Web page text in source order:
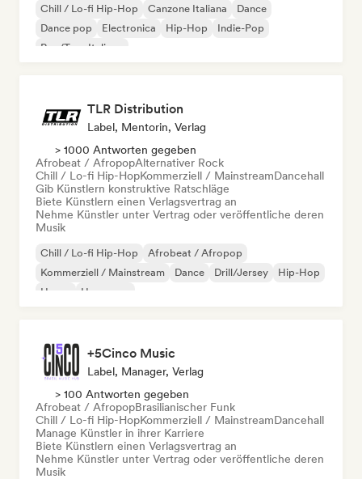
Chill / Lo-fi Hip-Hop Canzone Italiana
Dance
Dance pop
Electronica Hip-Hop
Indie-Pop
Rap/Trap Italiano
TLR Distribution
Label, Mentorin, Verlag
> 1000 Antworten gegeben
Afrobeat / AfropopAlternativer Rock
Chill / Lo-fi Hip-HopKommerziell / MainstreamDancehall
Gib Künstlern konstruktive Ratschläge
Biete Künstlern einen Verlagsvertrag an
Nehme Künstler unter Vertrag oder veröffentliche deren
Musik
Chill / Lo-fi Hip-Hop
Afrobeat / Afropop
Kommerziell / Mainstream
Dance Drill/Jersey
Hip-Hop
House
Hyperpop
+5Cinco Music
Label, Manager, Verlag
> 100 Antworten gegeben
Afrobeat / AfropopBrasilianischer Funk
Chill / Lo-fi Hip-HopKommerziell / MainstreamDancehall
Manage Künstler in ihrer Karriere
Biete Künstlern einen Verlagsvertrag an
Nehme Künstler unter Vertrag oder veröffentliche deren
Musik